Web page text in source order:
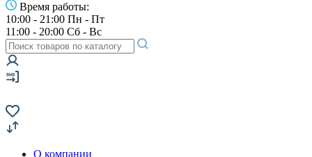
Время работы:
10:00 - 21:00 Пн - Пт
11:00 - 20:00 Сб - Вс
О компании